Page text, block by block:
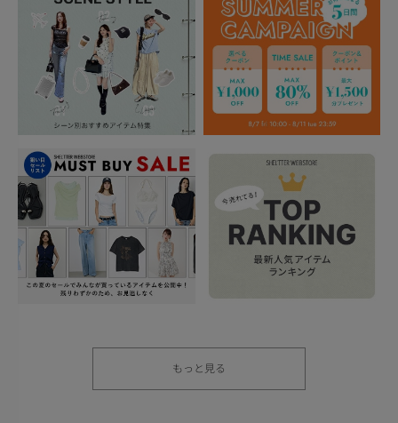
もっと見る